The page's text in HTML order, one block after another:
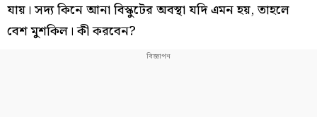
যায়। সদ্য কিনে আনা বিস্কুটের অবস্থা যদি এমন হয়, তাহলে
বেশ মুশকিল। কী করবেন?